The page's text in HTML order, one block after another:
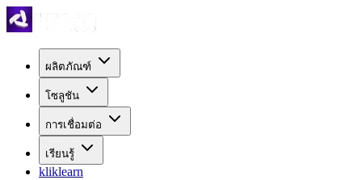
ผลิตภัณฑ์
โซลูชัน
การเชื่อมต่อ
เรียนรู้
kliklearn